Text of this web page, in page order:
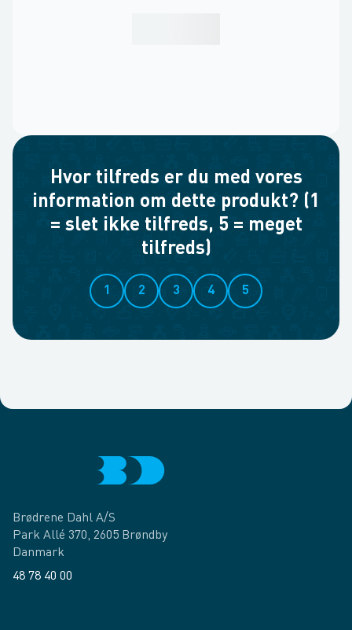
Hvor tilfreds er du med vores
information om dette produkt? (1
= slet ikke tilfreds, 5 = meget
tilfreds)
1 2 3 4 5
Brødrene Dahl A/S
Park Allé 370, 2605 Brøndby
Danmark
48 78 40 00